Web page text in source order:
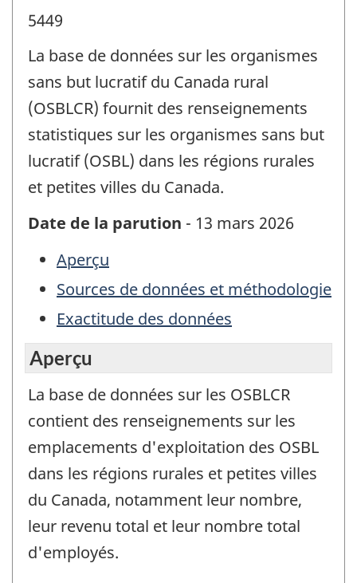
5449
La base de données sur les organismes
sans but lucratif du Canada rural
(OSBLCR) fournit des renseignements
statistiques sur les organismes sans but
lucratif (OSBL) dans les régions rurales
et petites villes du Canada.
Date de la parution - 13 mars 2026
Aperçu
Sources de données et méthodologie
Exactitude des données
Aperçu
La base de données sur les OSBLCR
contient des renseignements sur les
emplacements d'exploitation des OSBL
dans les régions rurales et petites villes
du Canada, notamment leur nombre,
leur revenu total et leur nombre total
d'employés.